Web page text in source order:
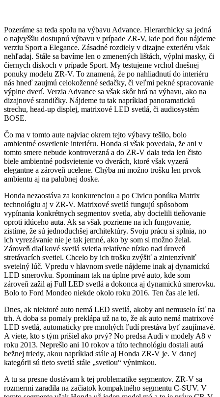
Pozeráme sa teda spolu na výbavu Advance. Hierarchicky sa jedná
o najvyššiu dostupnú výbavu v prípade ZR-V, kde pod ňou nájdeme
verziu Sport a Elegance. Zásadné rozdiely v dizajne exteriéru však
nehľadaj. Stále sa bavíme len o zmenených lištách, výplni masky, či
čiernych diskoch v prípade Sport. My testujeme vrchol dnešnej
ponuky modelu ZR-V. To znamená, že po nahliadnutí do interiéru
nás hneď zaujmú celokoženné sedačky, či veľmi pekné spracovanie
výplne dverí. Verzia Advance sa však skôr hrá na výbavu, ako na
dizajnové srandičky. Nájdeme tu tak napríklad panoramatickú
strechu, head-up displej, matrixové LED svetlá, či audiosystém
BOSE.
Čo ma v tomto aute najviac okrem tejto výbavy tešilo, bolo
ambientné osvetlenie interiéru. Honda si však povedala, že ani v
tomto smere nebude kontroverzná a do ZR-V dala teda len čisto
biele ambientné podsvietenie vo dverách, ktoré však vyzerá
elegantne a zároveň ucelene. Chýba mi možno trošku len prvok
ambientu aj na palubnej doske.
Honda nezaostáva za konkurenciou a po Civicu ponúka Matrix
technológiu aj v ZR-V. Matrixové svetlá fungujú spôsobom
vypínania konkrétnych segmentov svetla, aby docielili tieňovanie
oproti idúceho auta. Ak sa však pozrieme na ich fungovanie,
zistíme, že sú jednoduchšej architektúry. Svoju prácu si splnia, no
ich vyrezávanie nie je tak jemné, ako by som si možno želal.
Zároveň diaľkové svetlá svietia relatívne nízko nad úroveň
stretávacích svetiel. Chcelo by ich trošku zvýšiť a zintenzívniť
svetelný lúč. Vpredu v hlavnom svetle nájdeme inak aj dynamickú
LED smerovku. Spomínam tak na úplne prvé auto, kde som
zároveň zažil aj Full LED svetlá a dokonca aj dynamickú smerovku.
Bolo to Ford Mondeo niekde okolo roku 2016. Ten čas ale letí.
Dnes, ak niektoré auto nemá LED svetlá, akoby ani nemuselo ísť na
trh. A doba sa pomaly preklápa už na to, že ak auto nemá matrixové
LED svetlá, automaticky pre mnohých ľudí prestáva byť zaujímavé.
A viete, kto s tým prišiel ako prvý? No predsa Audi v modely A8 v
roku 2013. Neprešlo ani 10 rokov a túto technológiu dostali autá
bežnej triedy, akou napríklad stále aj Honda ZR-V je. V danej
kategórii sú tieto svetlá stále „svetlou“ výnimkou.
A tu sa presne dostávam k tej problematike segmentov. ZR-V sa
rozmermi zaradila na začiatok kompaktného segmentu C-SUV. V